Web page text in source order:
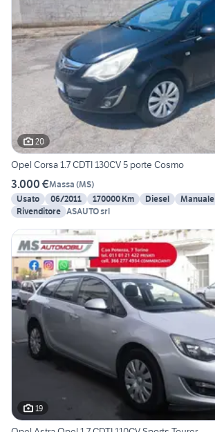
20
Opel Corsa 1.7 CDTI 130CV 5 porte Cosmo
3.000 €Massa (MS)
Usato
06/2011 170000 Km Diesel Manuale
Rivenditore ASAUTO srl
19